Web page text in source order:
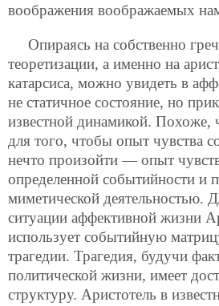
воображения воображаемых
Опираясь на собственно
теоретизации, а именно на
катарсиса, можно увидеть в
не статичное состояние, но
известной динамикой. Похоже,
для того, чтобы опыт чувства
нечто произойти — опыт
определенной событийности и
миметической деятельностью.
ситуации аффективной жизни
использует событийную
трагедии. Трагедия, будучи
политической жизни, имеет
структуру. Аристотель в